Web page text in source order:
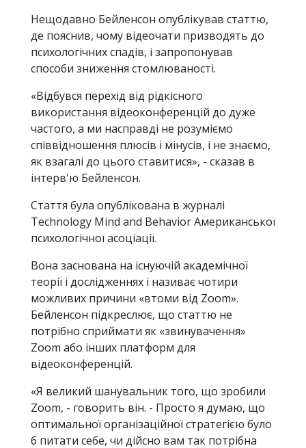
Нещодавно Бейленсон опублікував статтю,
де пояснив, чому відеочати призводять до
психологічних спадів, і запропонував
способи зниження стомлюваності.
«Відбувся перехід від рідкісного
використання відеоконференцій до дуже
частого, а ми насправді не розуміємо
співвідношення плюсів і мінусів, і не знаємо,
як взагалі до цього ставитися», - сказав в
інтерв'ю Бейленсон.
Стаття була опублікована в журналі
Technology Mind and Behavior Американської
психологічної асоціації.
Вона заснована на існуючій академічної
теорії і дослідженнях і називає чотири
можливих причини «втоми від Zoom».
Бейленсон підкреслює, що статтю не
потрібно сприймати як «звинувачення»
Zoom або інших платформ для
відеоконференцій.
«Я великий шанувальник того, що зробили
Zoom, - говорить він. - Просто я думаю, що
оптимальної організаційної стратегією було
б питати себе, чи дійсно вам так потрібна